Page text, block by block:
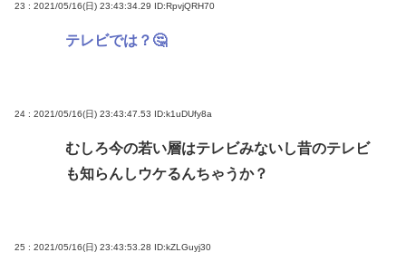
23 : 2021/05/16(日) 23:43:34.29 ID:RpvjQRH70
テレビでは？🤔
24 : 2021/05/16(日) 23:43:47.53 ID:k1uDUfy8a
むしろ今の若い層はテレビみないし昔のテレビ
も知らんしウケるんちゃうか？
25 : 2021/05/16(日) 23:43:53.28 ID:kZLGuyj30